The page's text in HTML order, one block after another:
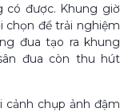
có được. Khung giờ
chọn để trải nghiệm
đua tạo ra khung
đua còn thu hút
cảnh chụp ảnh đậm